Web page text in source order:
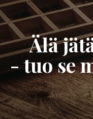
Älä
- tuo se